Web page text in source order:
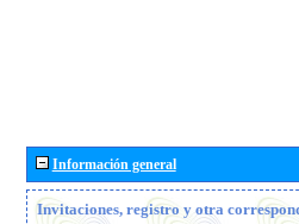
Información general
Invitaciones, registro y otra